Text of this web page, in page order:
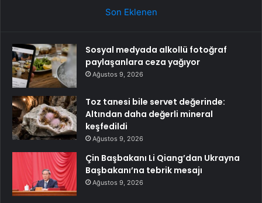
Son Eklenen
Sosyal medyada alkollü fotoğraf
paylaşanlara ceza yağıyor
Ağustos 9, 2026
Toz tanesi bile servet değerinde:
Altından daha değerli mineral
keşfedildi
Ağustos 9, 2026
Çin Başbakanı Li Qiang’dan Ukrayna
Başbakanı’na tebrik mesajı
Ağustos 9, 2026